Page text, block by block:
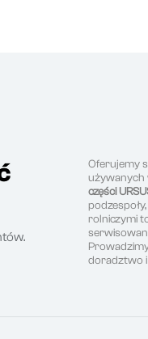
Oferujemy
używanych
części
rolniczymi
doradztwo i